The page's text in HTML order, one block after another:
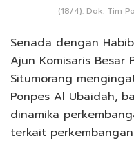
(18/4). Dok: Tim
Senada dengan
Ajun Komisaris Besar
Situmorang
Ponpes Al Ubaidah,
dinamika
terkait